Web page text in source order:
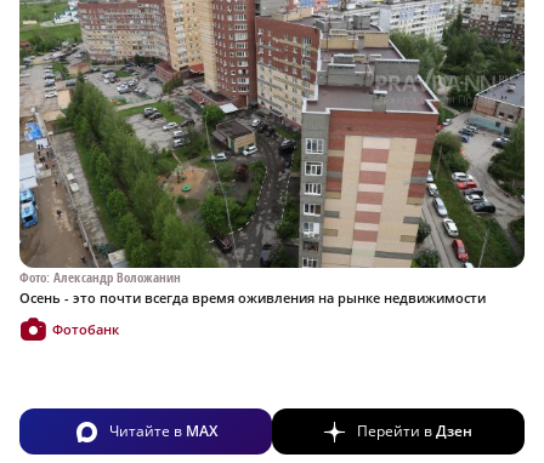
Фото: Александр Воложанин
Осень - это почти всегда время оживления на рынке недвижимости
Фотобанк
Читайте в MAX Перейти вДзен